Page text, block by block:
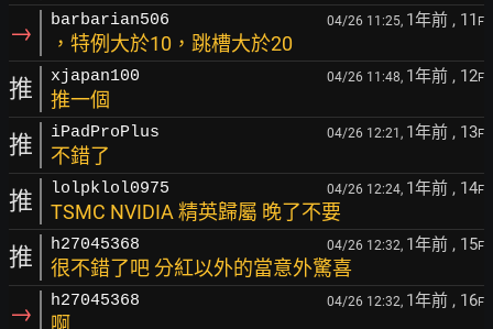
→ barbarian506 04/26 11:25, 1年前 , 11 F
，特例大於10，跳槽大於20
推 xjapan100 04/26 11:48, 1年前 , 12F
推一個
推 iPadProPlus 04/26 12:21, 1年前 , 13F
不錯了
推 lolpklol0975 04/26 12:24, 1年前 , 14F
TSMC NVIDIA 精英歸屬 晚了不要
推 h27045368 04/26 12:32, 1年前 , 15F
很不錯了吧 分紅以外的當意外驚喜
→ h27045368 04/26 12:32, 1年前 , 16F
啊